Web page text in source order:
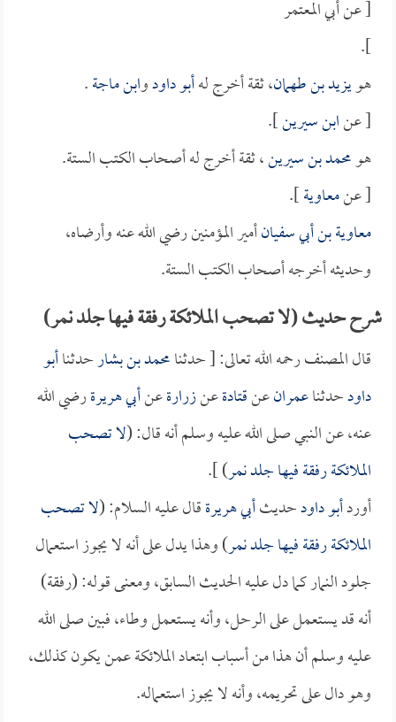
[ عن أبي المعتمر
].
هويزيد بن طهمان، ثقة أخرج لهأبو داودوابن ماجة.
[ عنابن سيرين].
هومحمد بن سيرين، ثقة أخرج له أصحاب الكتب الستة.
[ عنمعاوية].
معاوية بن أبي سفيانأمير المؤمنين رضي الله عنه وأرضاه،
وحديثه أخرجه أصحاب الكتب الستة.
شرح حديث (لا تصحب الملائكة رفقة فيها جلد نمر)
قال المصنف رحمه الله تعالى: [ حدثنامحمد بن بشارحدثناأبو
داودحدثناعمرانعنقتادةعنزرارةعنأبي هريرةرضي الله
عنه، عن النبي صلى الله عليه وسلم أنه قال: (لا تصحب
الملائكة رفقة فيها جلد نمر) ].
أوردأبو داودحديثأبي هريرةقال عليه السلام: (لا تصحب
الملائكة رفقة فيها جلد نمر) وهذا يدل على أنه لا يجوز استعمال
جلود النمار كما دل عليه الحديث السابق، ومعنى قوله: (رفقة)
أنه قد يستعمل على الرحل، وأنه يستعمل وطاء، فبين صلى الله
عليه وسلم أن هذا من أسباب ابتعاد الملائكة عمن يكون كذلك،
وهو دال على تحريمه، وأنه لا يجوز استعماله.